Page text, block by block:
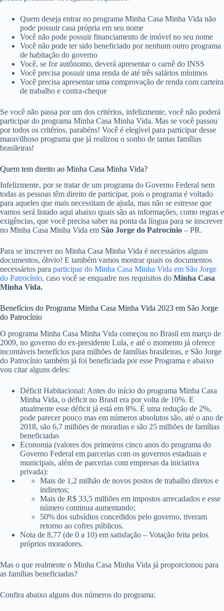
Quem deseja entrar no programa Minha Casa Minha Vida não
pode possuir casa própria em seu nome
Você não pode possuir financiamento de imóvel no seu nome
Você não pode ter sido beneficiado por nenhum outro programa
de habitação do governo
Você, se for autônomo, deverá apresentar o carnê do INSS
Você precisa possuir uma renda de até três salários mínimos
Você precisa apresentar uma comprovação de renda com carteira
de trabalho e contra-cheque
Se você não passa por um dos critérios, infelizmente, você não poderá
participar do programa Minha Casa Minha Vida. Mas se você passou
por todos os critérios, parabéns! Você é elegível para participar desse
maravilhoso programa que já realizou o sonho de tantas famílias
brasileiras!
Quem tem direito ao Minha Casa Minha Vida?
Infelizmente, por se tratar de um programa do Governo Federal nem
todas as pessoas têm direito de participar, pois o programa é voltado
para aqueles que mais necessitam de ajuda, mas não se estresse que
vamos será listado aqui abaixo quais são as informações, como regras e
exigências, que você precisa saber na ponta da língua para se inscrever
no Minha Casa Minha Vida em São Jorge do Patrocínio – PR.
Para se inscrever no Minha Casa Minha Vida é necessários alguns
documentos, óbvio! E também vamos mostrar quais os documentos
necessários para participar do Minha Casa Minha Vida em São Jorge
do Patrocínio, caso você se enquadre nos requisitos do Minha Casa
Minha Vida.
Benefícios do Programa Minha Casa Minha Vida 2023 em São Jorge
do Patrocínio
O programa Minha Casa Minha Vida começou no Brasil em março de
2009, no governo do ex-presidente Lula, e até o momento já oferece
incontáveis benefícios para milhões de famílias brasileiras, e São Jorge
do Patrocínio também já foi beneficiada por esse Programa e abaixo
vou citar alguns deles:
Déficit Habitacional: Antes do início do programa Minha Casa
Minha Vida, o déficit no Brasil era por volta de 10%. E
atualmente esse déficit já está em 8%. É uma redução de 2%,
pode parecer pouco mas em números absolutos são, até o ano de
2018, são 6,7 milhões de moradias e são 25 milhões de famílias
beneficiadas
Economia (valores dos primeiros cinco anos do programa do
Governo Federal em parcerias com os governos estaduais e
municipais, além de parcerias com empresas da iniciativa
privada):
Mais de 1,2 milhão de novos postos de trabalho diretos e
indiretos;
Mais de R$ 33,5 milhões em impostos arrecadados e esse
número continua aumentando;
50% dos subsídios concedidos pelo governo, tiveram
retorno ao cofres públicos.
Nota de 8,77 (de 0 a 10) em satisfação – Votação feita pelos
próprios moradores.
Mas o que realmente o Minha Casa Minha Vida já proporcionou para
as famílias beneficiadas?
Confira abaixo alguns dos números do programa: